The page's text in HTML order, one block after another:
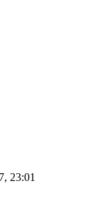
23:01